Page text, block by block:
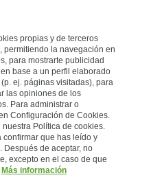
propias y de terceros
permitiendo la navegación en
para mostrarte publicidad
base a un perfil elaborado
ej. páginas visitadas), para
las opiniones de los
Para administrar o
Configuración de Cookies.
Política de cookies.
confirmar que has leído y
Después de aceptar, no
excepto en el caso de que
Más información